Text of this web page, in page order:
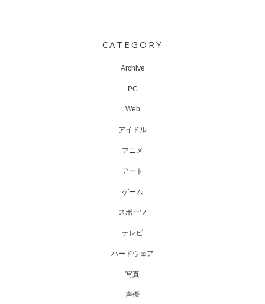
CATEGORY
Archive
PC
Web
アイドル
アニメ
アート
ゲーム
スポーツ
テレビ
ハードウェア
写真
声優